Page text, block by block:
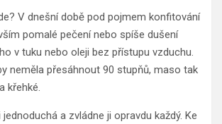
V dnešní době pod pojmem konfitování
pomalé pečení nebo spíše dušení
v tuku nebo oleji bez přístupu vzduchu.
neměla přesáhnout 90 stupňů, maso tak
křehké.
a zvládne ji opravdu každý. Ke